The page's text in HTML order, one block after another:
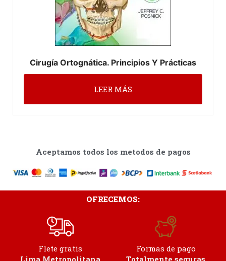
Cirugía Ortognática. Principios Y Prácticas
LEER MÁS
Aceptamos todos los metodos de pagos
OFRECEMOS:
Flete gratis
Formas de pago